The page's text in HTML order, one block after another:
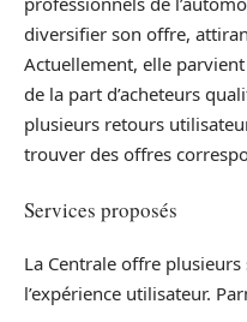
diversifier son offre,
Actuellement, elle
de la part d’acheteurs
plusieurs retours
trouver des offres
Services proposés
La Centrale offre
l’expérience utilisateur.